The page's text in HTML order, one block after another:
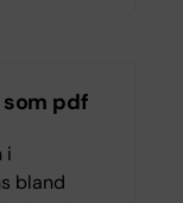
pdf
i
bland